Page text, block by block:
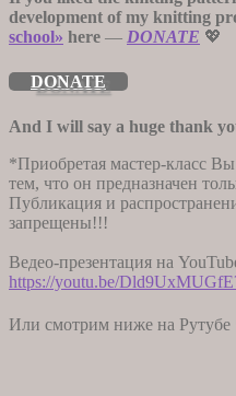
development of my knitting
school» here — DONATE 💖
DONATE
And I will say a huge thank
*Приобретая мастер-класс
тем, что он предназначен
Публикация и
запрещены!!!
Ведео-презентация на
https://youtu.be/
Или смотрим ниже на Рутубе